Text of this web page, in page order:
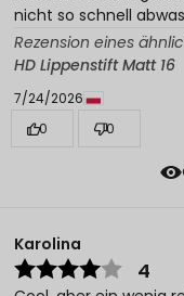
nicht so schnell
Rezension eines
HD Lippenstift Matt 16
7/24/2026
0
0
Karolina
4